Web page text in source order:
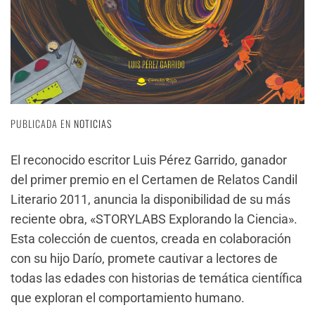
PUBLICADA EN NOTICIAS
El reconocido escritor Luis Pérez Garrido, ganador
del primer premio en el Certamen de Relatos Candil
Literario 2011, anuncia la disponibilidad de su más
reciente obra, «STORYLABS Explorando la Ciencia».
Esta colección de cuentos, creada en colaboración
con su hijo Darío, promete cautivar a lectores de
todas las edades con historias de temática científica
que exploran el comportamiento humano.